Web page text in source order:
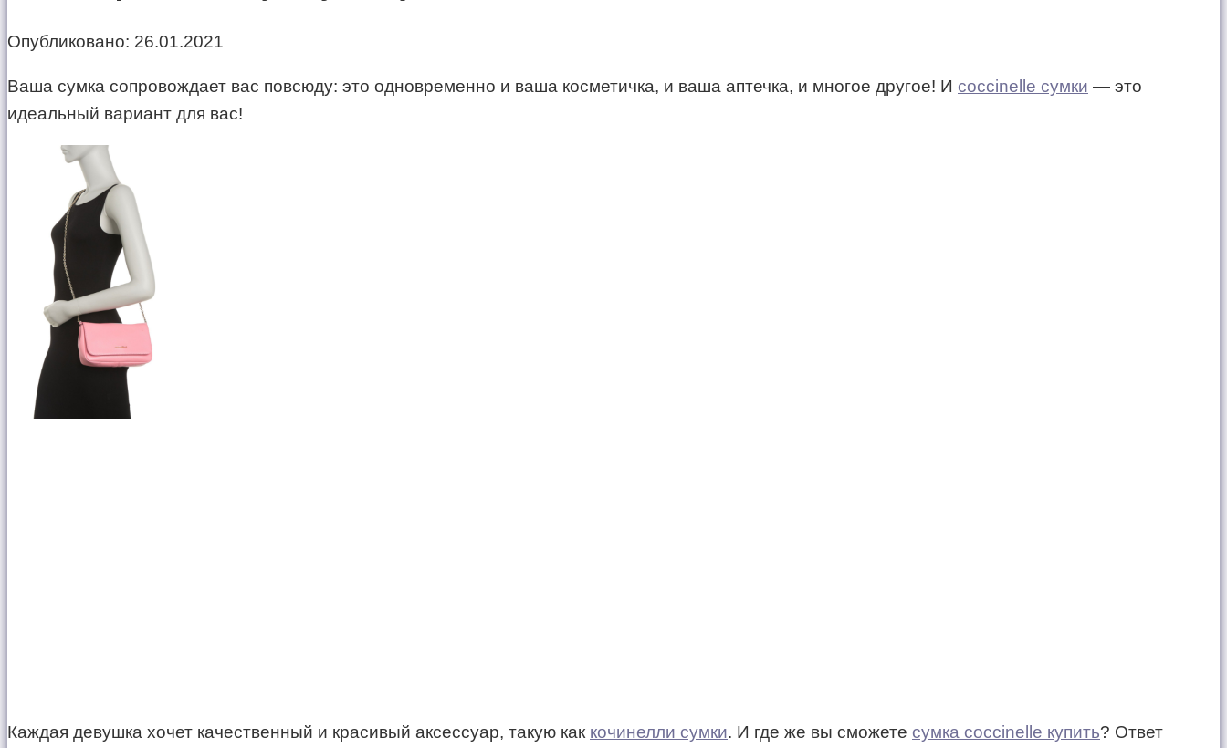
Опубликовано: 26.01.2021
Ваша сумка сопровождает вас повсюду: это одновременно и ваша косметичка, и ваша аптечка, и многое другое! И coccinelle сумки — это
идеальный вариант для вас!
Каждая девушка хочет качественный и красивый аксессуар, такую как кочинелли сумки. И где же вы сможете сумка coccinelle купить? Ответ